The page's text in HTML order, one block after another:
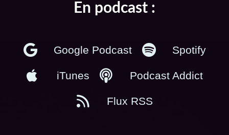
En podcast :
Google Podcast Spotify
iTunes Podcast Addict
Flux RSS